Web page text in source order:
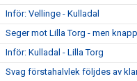
Inför: Vellinge - Kulladal
Seger mot Lilla Torg - men
Inför: Kulladal - Lilla Torg
Svag förstahalvlek följdes av